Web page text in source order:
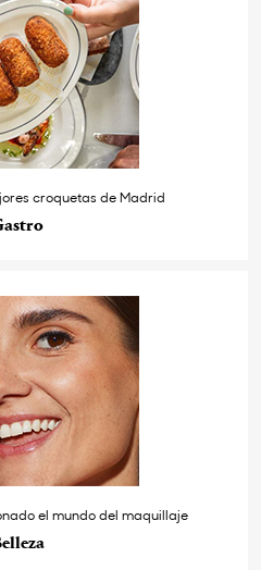
croquetas de Madrid
el mundo del maquillaje